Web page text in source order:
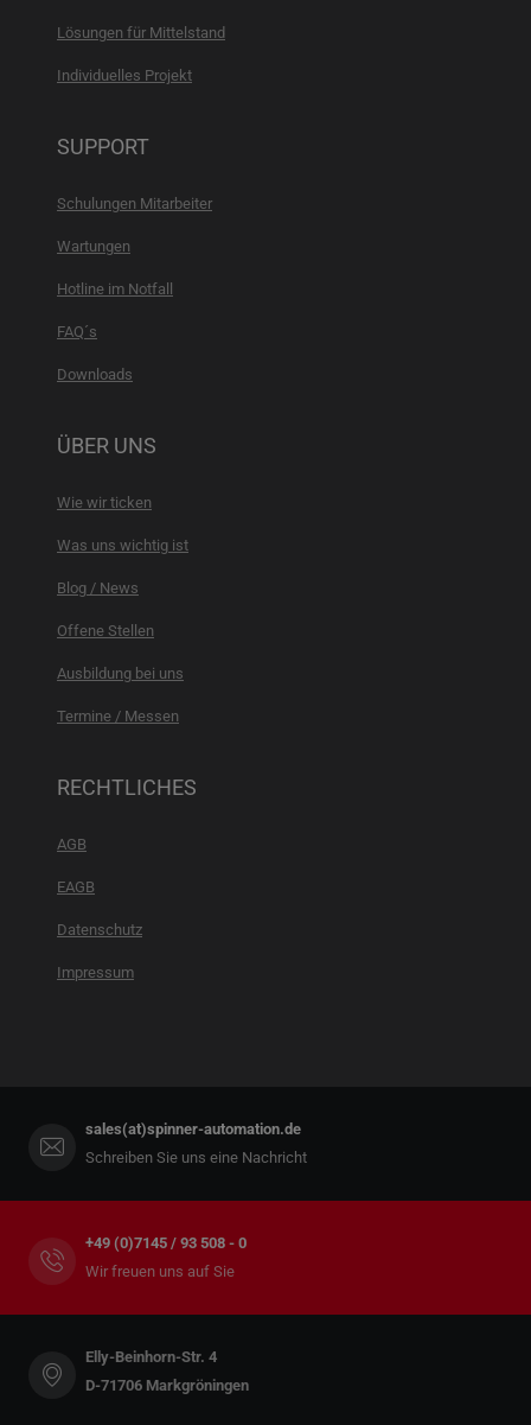
Lösungen für Mittelstand
Individuelles Projekt
SUPPORT
Schulungen Mitarbeiter
Wartungen
Hotline im Notfall
FAQ´s
Downloads
ÜBER UNS
Wie wir ticken
Was uns wichtig ist
Blog / News
Offene Stellen
Ausbildung bei uns
Termine / Messen
RECHTLICHES
AGB
EAGB
Datenschutz
Impressum
sales(at)spinner-automation.de
Schreiben Sie uns eine Nachricht
+49 (0)7145 / 93 508 - 0
Wir freuen uns auf Sie
Elly-Beinhorn-Str. 4
D-71706 Markgröningen